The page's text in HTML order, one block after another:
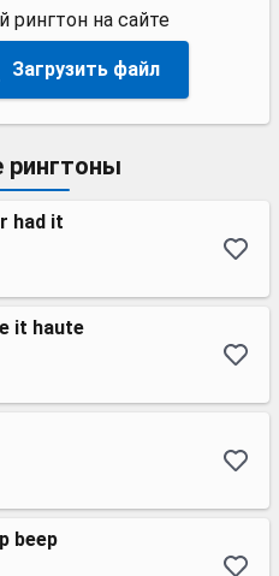
рингтон на сайте
Загрузить файл
had it
it haute
beep